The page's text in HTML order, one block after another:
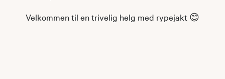
Velkommen til en trivelig helg med rypejakt 😊